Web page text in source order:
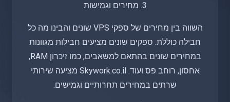
3. מחירים וגמישות
השווה בין מחירים של ספקי VPS שונים והבינו מה כל
חבילה כוללת. ספקים שונים מציעים חבילות מגוונות
במחירים שונים בהתאם למשאבים, כמו זיכרון RAM,
אחסון, רוחב פס ועוד. Skywork.co.il מציעה שירותי
שרתים במחירים תחרותיים וגמישים.